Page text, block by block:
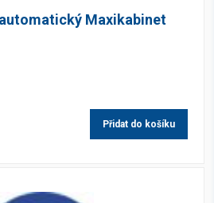
Maxikabinet
Přidat do košíku